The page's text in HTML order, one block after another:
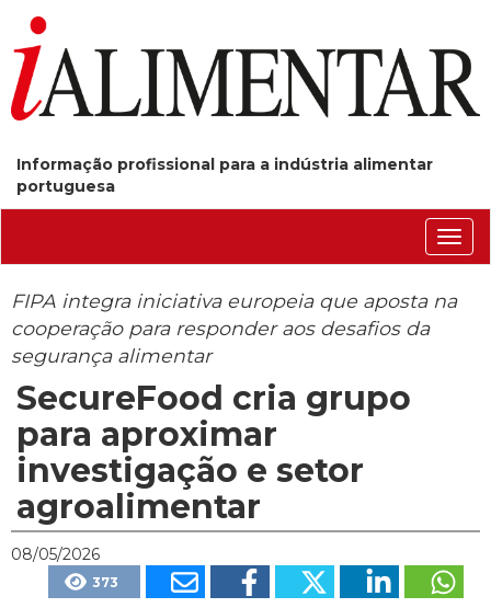
Informação profissional para a indústria alimentar
portuguesa
FIPA integra iniciativa europeia que aposta na
cooperação para responder aos desafios da
segurança alimentar
SecureFood cria grupo
para aproximar
investigação e setor
agroalimentar
08/05/2026
373